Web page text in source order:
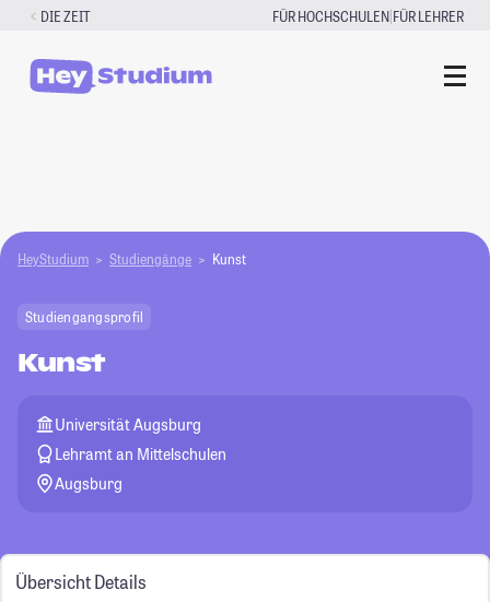
Zum
springen
DIE ZEIT FÜR HOCHSCHULEN|FÜR LEHRER
HeyStudium Studiengänge Kunst
Studiengangsprofil
Kunst
Universität Augsburg
Lehramt an Mittelschulen
Augsburg
Übersicht Details